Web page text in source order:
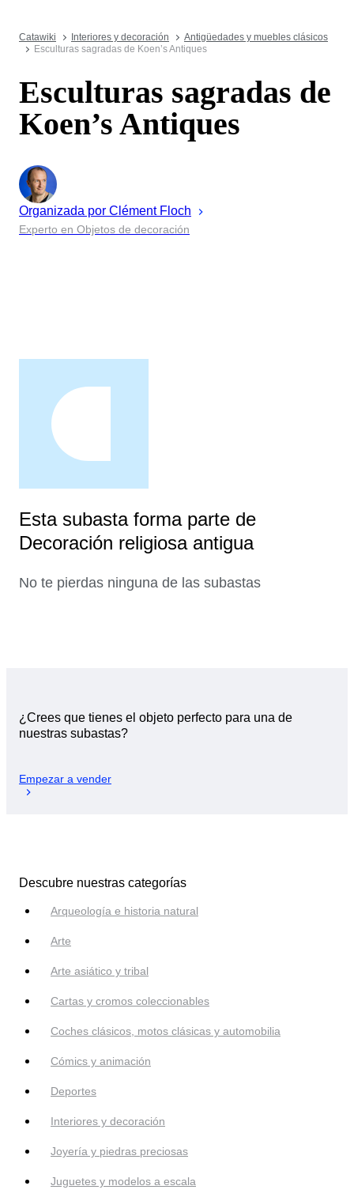
Catawiki Interiores y decoración
Antigüedades y muebles clásicos
Esculturas sagradas de Koen’s Antiques
Esculturas sagradas de
Koen’s Antiques
Organizada por Clément Floch
Experto en Objetos de decoración
Esta subasta forma parte de
Decoración religiosa antigua
No te pierdas ninguna de las subastas
¿Crees que tienes el objeto perfecto para una de
nuestras subastas?
Empezar a vender
Descubre nuestras categorías
Arqueología e historia natural
Arte
Arte asiático y tribal
Cartas y cromos coleccionables
Coches clásicos, motos clásicas y automobilia
Cómics y animación
Deportes
Interiores y decoración
Joyería y piedras preciosas
Juguetes y modelos a escala